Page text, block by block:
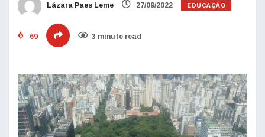
Lázara Paes Leme 27/09/2022 EDUCAÇÃO
69 3 minute read